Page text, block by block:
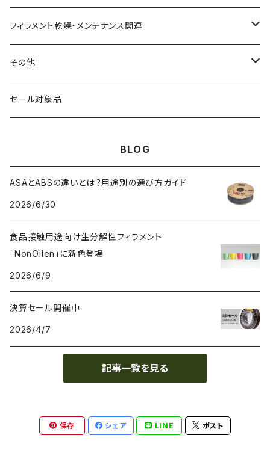
CPE（コポリエステル）
HIPS（スチレン系樹脂）
HTPLA
PC（ポリカーボネート）
PCTG
PEEK（ポリエーテル・エーテルケトン）
PET（ポリエチレン・テレフタラート）
磁性
絶縁性
静電気放電（ESD）
抗菌
耐衝撃性
フィラメント径：1.75mm
フィラメント径：2.85mm
スプール単位
レジン（液体樹脂）
3D BROOKLYN
3DFuel
3DLAC
add:north
BASF
Copper3D
フィラメント乾燥・メンテナンス関連
フィラメント乾燥機
クリーニング
その他
交換用スプール
造形台用シート・フィルム
特殊加工
セール対象品
BLOG
ASAとABSの違いとは？用途別の選び方ガイド
2026/6/30
食品接触用途向け生分解性フィラメント
「NonOilen」に新色登場
2026/6/9
決算セール開催中
2026/4/7
記事一覧を見る
保存 シェア LINE ポスト